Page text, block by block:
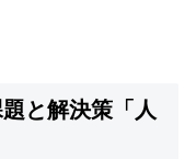
と解決策「人